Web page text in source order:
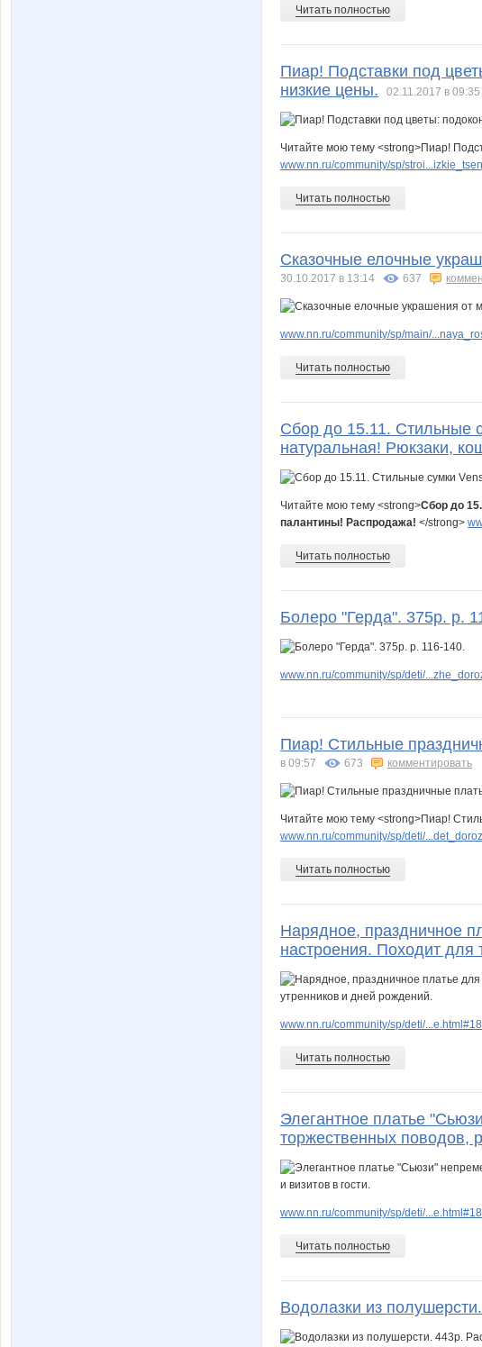
Читать полностью
Пиар! Подставки под
низкие цены.
02.11.2017 в 09:35
Читайте мою тему <strong>Пиар!
www.nn.ru/community/sp/
Читать полностью
Сказочные елочные
30.10.2017 в 13:14 637
www.nn.ru/community/sp/main/
Читать полностью
Сбор до 15.11. Стильные
натуральная! Рюкзаки,
Читайте мою тему <strong>Сбор до
палантины! Распродажа! </strong>
Читать полностью
Болеро "Герда". 375р. р.
www.nn.ru/community/sp/deti/
Пиар! Стильные
в 09:57
673 комментировать
Читайте мою тему <strong>Пиар!
www.nn.ru/community/sp/deti/
Читать полностью
Нарядное, праздничное
настроения. Походит для
www.nn.ru/community/sp/deti/
Читать полностью
Элегантное платье
торжественных поводов,
www.nn.ru/community/sp/deti/
Читать полностью
Водолазки из